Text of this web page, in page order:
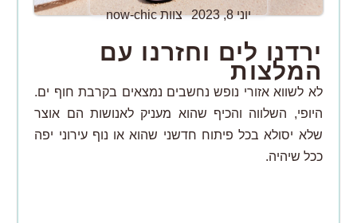
יוני 8, 2023 צוות now-chic
ירדנו לים וחזרנו עם
המלצות
לא לשווא אזורי נופש נחשבים נמצאים בקרבת חוף ים.
היופי, השלווה והכיף שהוא מעניק לאנושות הם אוצר
שלא יסולא בכל פיתוח חדשני שהוא או נוף עירוני יפה
ככל שיהיה.